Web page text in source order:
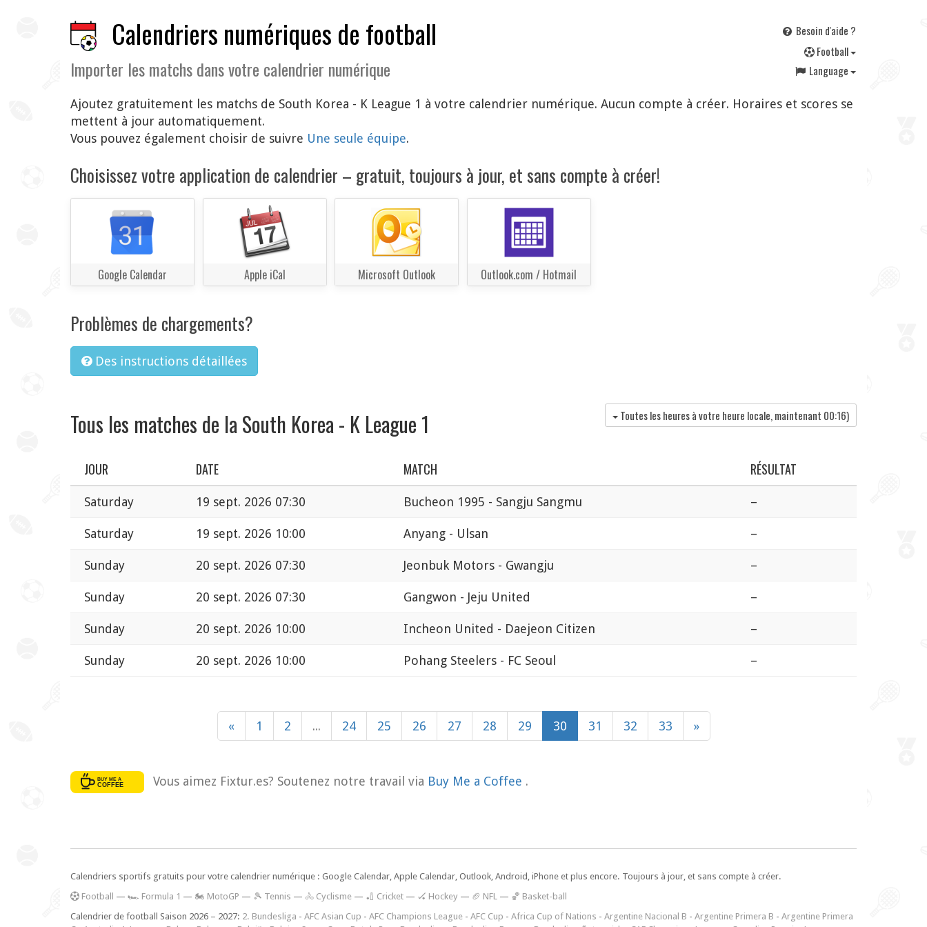
Calendriers numériques de football
Importer les matchs dans votre calendrier numérique
Besoin d'aide ?
Football
Language
Ajoutez gratuitement les matchs de South Korea - K League 1 à votre calendrier numérique. Aucun compte à créer. Horaires et scores se
mettent à jour automatiquement.
Vous pouvez également choisir de suivre Une seule équipe.
Choisissez votre application de calendrier – gratuit, toujours à jour, et sans compte à créer!
Google Calendar Apple iCal Microsoft Outlook Outlook.com / Hotmail
Problèmes de chargements?
Des instructions détaillées
Tous les matches de la South Korea - K League 1 Toutes les heures à votre heure locale, maintenant 00:16)
JOUR DATE MATCH RÉSULTAT
Saturday 19 sept. 2026 07:30 Bucheon 1995 - Sangju Sangmu –
Saturday 19 sept. 2026 10:00 Anyang - Ulsan –
Sunday 20 sept. 2026 07:30 Jeonbuk Motors - Gwangju –
Sunday 20 sept. 2026 07:30 Gangwon - Jeju United –
Sunday 20 sept. 2026 10:00 Incheon United - Daejeon Citizen –
Sunday 20 sept. 2026 10:00 Pohang Steelers - FC Seoul –
« 1 2 ... 24 25 26 27 28 29 30 31 32 33 »
Vous aimez Fixtur.es? Soutenez notre travail via Buy Me a Coffee .
Calendriers sportifs gratuits pour votre calendrier numérique : Google Calendar, Apple Calendar, Outlook, Android, iPhone et plus encore. Toujours à jour, et sans compte à créer.
Football — 🏎️ Formula 1 — 🏍 MotoGP — 🎾 Tennis — 🚴 Cyclisme — 🏏 Cricket — 🏑 Hockey — 🏈 NFL — 🏀 Basket-ball
Calendrier de football Saison 2026 – 2027: 2. Bundesliga - AFC Asian Cup - AFC Champions League - AFC Cup - Africa Cup of Nations - Argentine Nacional B - Argentine Primera B - Argentine Primera